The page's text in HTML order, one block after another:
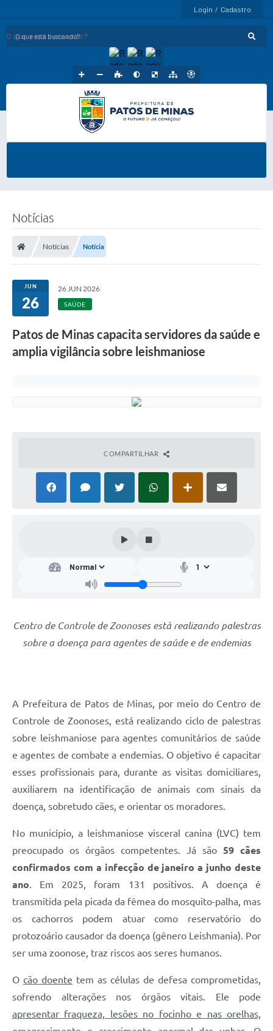
Login / Cadastro
O que está buscando?
Notícias
Notícias Notícia
JUN
26
26 JUN 2026
SAÚDE
Patos de Minas capacita servidores da saúde e
amplia vigilância sobre leishmaniose
COMPARTILHAR
Centro de Controle de Zoonoses está realizando palestras
sobre a doença para agentes de saúde e de endemias
A Prefeitura de Patos de Minas, por meio do Centro de
Controle de Zoonoses, está realizando ciclo de palestras
sobre leishmaniose para agentes comunitários de saúde
e agentes de combate a endemias. O objetivo é capacitar
esses profissionais para, durante as visitas domiciliares,
auxiliarem na identificação de animais com sinais da
doença, sobretudo cães, e orientar os moradores.
No município, a leishmaniose visceral canina (LVC) tem
preocupado os órgãos competentes. Já são 59 cães
confirmados com a infecção de janeiro a junho deste
ano. Em 2025, foram 131 positivos. A doença é
transmitida pela picada da fêmea do mosquito-palha, mas
os cachorros podem atuar como reservatório do
protozoário causador da doença (gênero Leishmania). Por
ser uma zoonose, traz riscos aos seres humanos.
O cão doente tem as células de defesa comprometidas,
sofrendo alterações nos órgãos vitais. Ele pode
apresentar fraqueza, lesões no focinho e nas orelhas,